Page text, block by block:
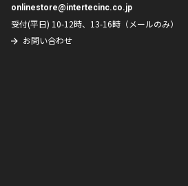
onlinestore@intertecinc.co.jp
受付(平日) 10-12時、13-16時（メールのみ）
お問い合わせ